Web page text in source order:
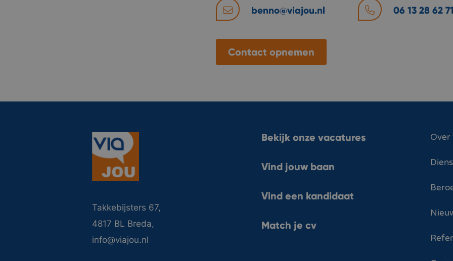
benno@viajou.nl 06 13 28 62
Contact opnemen
Takkebijsters 67,
4817 BL Breda,
info@viajou.nl
Bekijk onze vacatures
Vind jouw baan
Vind een kandidaat
Match je cv
Over